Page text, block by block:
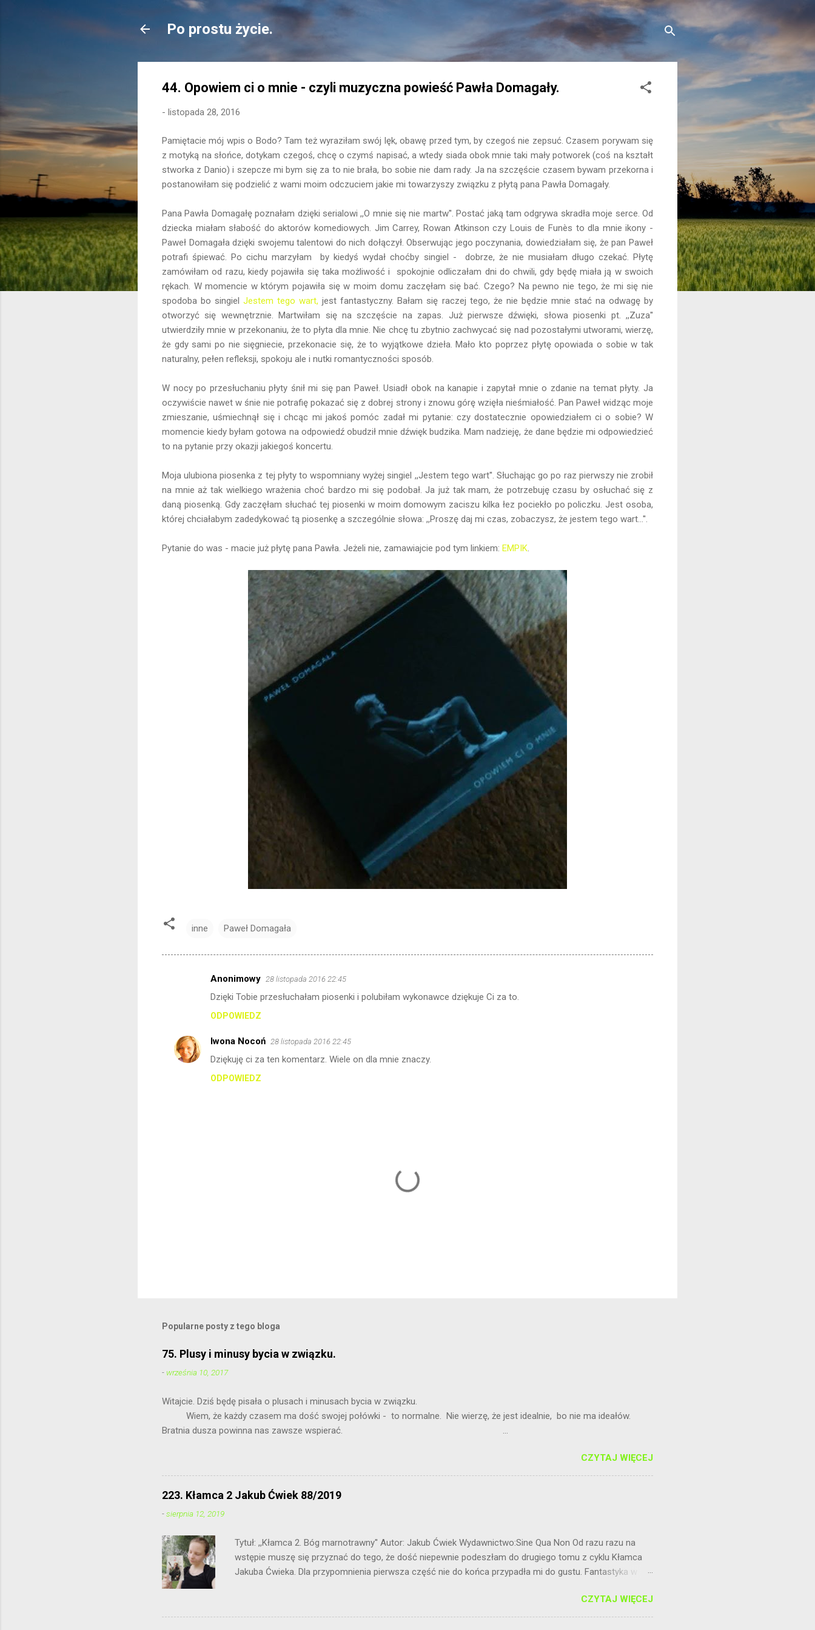
Po prostu życie.
44. Opowiem ci o mnie - czyli muzyczna powieść Pawła Domagały.
- listopada 28, 2016
Pamiętacie mój wpis o Bodo? Tam też wyraziłam swój lęk, obawę przed tym, by czegoś nie zepsuć. Czasem porywam się
z motyką na słońce, dotykam czegoś, chcę o czymś napisać, a wtedy siada obok mnie taki mały potworek (coś na kształt
stworka z Danio) i szepcze mi bym się za to nie brała, bo sobie nie dam rady. Ja na szczęście czasem bywam przekorna i
postanowiłam się podzielić z wami moim odczuciem jakie mi towarzyszy związku z płytą pana Pawła Domagały.
Pana Pawła Domagałę poznałam dzięki serialowi ,,O mnie się nie martw''. Postać jaką tam odgrywa skradła moje serce. Od
dziecka miałam słabość do aktorów komediowych. Jim Carrey, Rowan Atkinson czy Louis de Funès to dla mnie ikony -
Paweł Domagała dzięki swojemu talentowi do nich dołączył. Obserwując jego poczynania, dowiedziałam się, że pan Paweł
potrafi śpiewać. Po cichu marzyłam by kiedyś wydał choćby singiel - dobrze, że nie musiałam długo czekać. Płytę
zamówiłam od razu, kiedy pojawiła się taka możliwość i spokojnie odliczałam dni do chwili, gdy będę miała ją w swoich
rękach. W momencie w którym pojawiła się w moim domu zaczęłam się bać. Czego? Na pewno nie tego, że mi się nie
spodoba bo singielJestem tego wart, jest fantastyczny. Bałam się raczej tego, że nie będzie mnie stać na odwagę by
otworzyć się wewnętrznie. Martwiłam się na szczęście na zapas. Już pierwsze dźwięki, słowa piosenki pt. ,,Zuza''
utwierdziły mnie w przekonaniu, że to płyta dla mnie. Nie chcę tu zbytnio zachwycać się nad pozostałymi utworami, wierzę,
że gdy sami po nie sięgniecie, przekonacie się, że to wyjątkowe dzieła. Mało kto poprzez płytę opowiada o sobie w tak
naturalny, pełen refleksji, spokoju ale i nutki romantyczności sposób.
W nocy po przesłuchaniu płyty śnił mi się pan Paweł. Usiadł obok na kanapie i zapytał mnie o zdanie na temat płyty. Ja
oczywiście nawet w śnie nie potrafię pokazać się z dobrej strony i znowu górę wzięła nieśmiałość. Pan Paweł widząc moje
zmieszanie, uśmiechnął się i chcąc mi jakoś pomóc zadał mi pytanie: czy dostatecznie opowiedziałem ci o sobie? W
momencie kiedy byłam gotowa na odpowiedź obudził mnie dźwięk budzika. Mam nadzieję, że dane będzie mi odpowiedzieć
to na pytanie przy okazji jakiegoś koncertu.
Moja ulubiona piosenka z tej płyty to wspomniany wyżej singiel ,,Jestem tego wart''. Słuchając go po raz pierwszy nie zrobił
na mnie aż tak wielkiego wrażenia choć bardzo mi się podobał. Ja już tak mam, że potrzebuję czasu by osłuchać się z
daną piosenką. Gdy zaczęłam słuchać tej piosenki w moim domowym zaciszu kilka łez pociekło po policzku. Jest osoba,
której chciałabym zadedykować tą piosenkę a szczególnie słowa: ,,Proszę daj mi czas, zobaczysz, że jestem tego wart...''.
Pytanie do was - macie już płytę pana Pawła. Jeżeli nie, zamawiajcie pod tym linkiem: EMPIK
inne Paweł Domagała
e
n
Anonimowy 28 listopada 2016 22:45
Dzięki Tobie przesłuchałam piosenki i polubiłam wykonawce dziękuje Ci za to.
ODPOWIEDZ
Iwona Nocoń 28 listopada 2016 22:45
Dziękuję ci za ten komentarz. Wiele on dla mnie znaczy.
ODPOWIEDZ
ś
k
e
t
Popularne posty z tego bloga
75. Plusy i minusy bycia w związku.
- września 10, 2017
Witajcie. Dziś będę pisała o plusach i minusach bycia w związku.
Wiem, że każdy czasem ma dość swojej połówki - to normalne. Nie wierzę, że jest idealnie, bo nie ma ideałów.
Bratnia dusza powinna nas zawsze wspierać. ...
CZYTAJ WIĘCEJ
223. Kłamca 2 Jakub Ćwiek 88/2019
-sierpnia 12, 2019
Tytuł: ,,Kłamca 2. Bóg marnotrawny'' Autor: Jakub Ćwiek Wydawnictwo:Sine Qua Non Od razu razu na
wstępie muszę się przyznać do tego, że dość niepewnie podeszłam do drugiego tomu z cyklu Kłamca
Jakuba Ćwieka. Dla przypomnienia pierwsza część nie do końca przypadła mi do gustu. Fantastyka w
powtórka z rozrywki? A może było wręcz odwrotnie? Przekonacie się zaglądając poniżej. Głównym
bohaterem zbioru opowiadań jest po raz kolejny Loki. Żyjąc w dobrych stosunkach z aniołami nadal im
CZYTAJ WIĘCEJ